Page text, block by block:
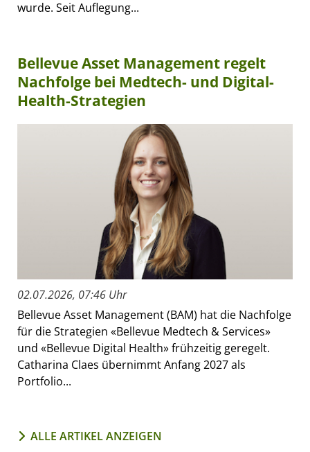
wurde. Seit Auflegung...
Bellevue Asset Management regelt
Nachfolge bei Medtech- und Digital-
Health-Strategien
02.07.2026, 07:46 Uhr
Bellevue Asset Management (BAM) hat die Nachfolge
für die Strategien «Bellevue Medtech & Services»
und «Bellevue Digital Health» frühzeitig geregelt.
Catharina Claes übernimmt Anfang 2027 als
Portfolio...
ALLE ARTIKEL ANZEIGEN